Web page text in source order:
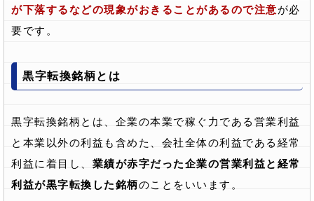
が下落するなどの現象がおきることがあるので注意が必
要です。
黒字転換銘柄とは
黒字転換銘柄とは、企業の本業で稼ぐ力である営業利益
と本業以外の利益も含めた、会社全体の利益である経常
利益に着目し、 業績が赤字だった企業の営業利益と経常
利益が黒字転換した銘柄のことをいいます。